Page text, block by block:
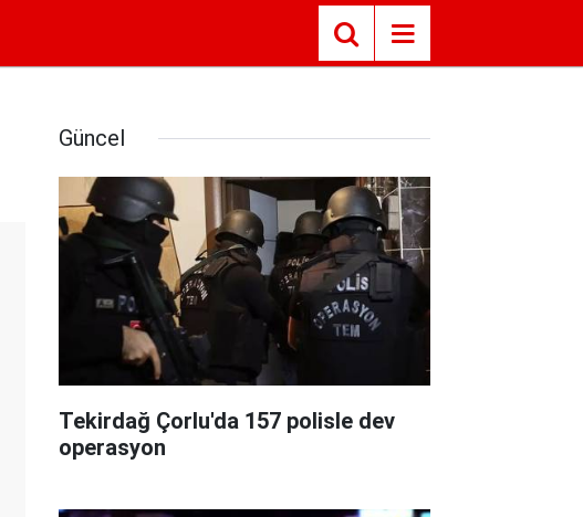
Güncel
Tekirdağ Çorlu'da 157 polisle dev
operasyon